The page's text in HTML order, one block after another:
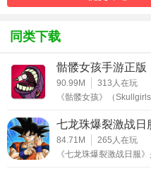
互动性。无论是喜欢动作冒
暗影忍者是一款值得一试的
同类下载
骷髅女孩手游正版
90.99M 313 人在玩
《骷髅女孩》（
七龙珠爆裂激战日
84.71M 265 人在玩
《七龙珠爆裂激战日服